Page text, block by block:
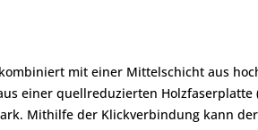
mit einer Mittelschicht aus
einer quellreduzierten
Mithilfe der Klickverbindung kann